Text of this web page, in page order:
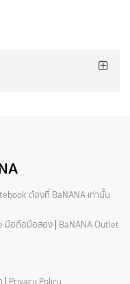
ต้องที่ BaNANA เท่านั้น
มือถือมือสอง BaNANA Outlet